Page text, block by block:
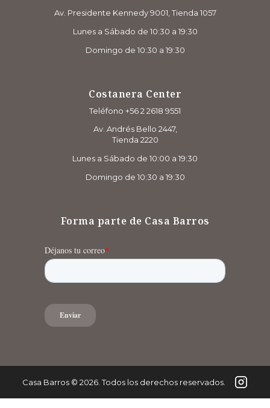
Av. Presidente Kennedy 9001, Tienda 1057
Lunes a Sábado de 10:30 a 19:30
Domingo de 10:30 a 19:30
Costanera Center
Teléfono +56 2 2618 9551
Av. Andrés Bello 2447,
Tienda 2220
Lunes a Sábado de 10:00 a 19:30
Domingo de 10:30 a 19:30
Forma parte de Casa Barros
Casa Barros© 2026. Todos los derechos reservados.